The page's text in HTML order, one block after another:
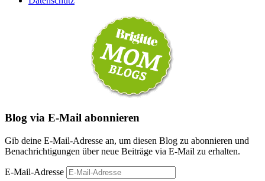
Blog via E-Mail abonnieren
Gib deine E-Mail-Adresse an, um diesen Blog zu abonnieren und
Benachrichtigungen über neue Beiträge via E-Mail zu erhalten.
E-Mail-Adresse